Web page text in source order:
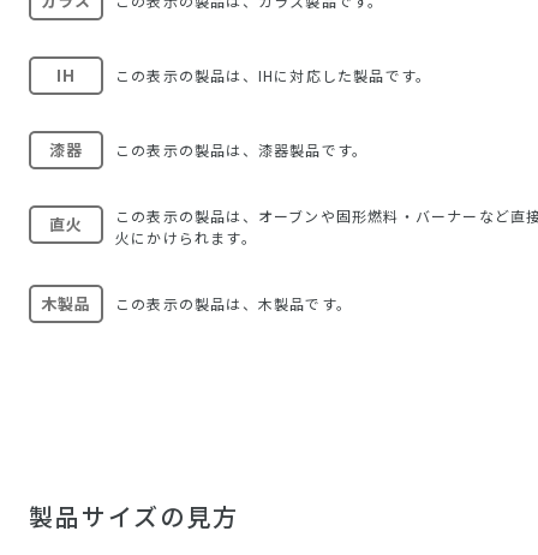
IH この表示の製品は、IHに対応した製品です。
漆器 この表示の製品は、漆器製品です。
直火
この表示の製品は、オーブンや固形燃料・バーナーなど直
火にかけられます。
木製品 この表示の製品は、木製品です。
製品サイズの見方